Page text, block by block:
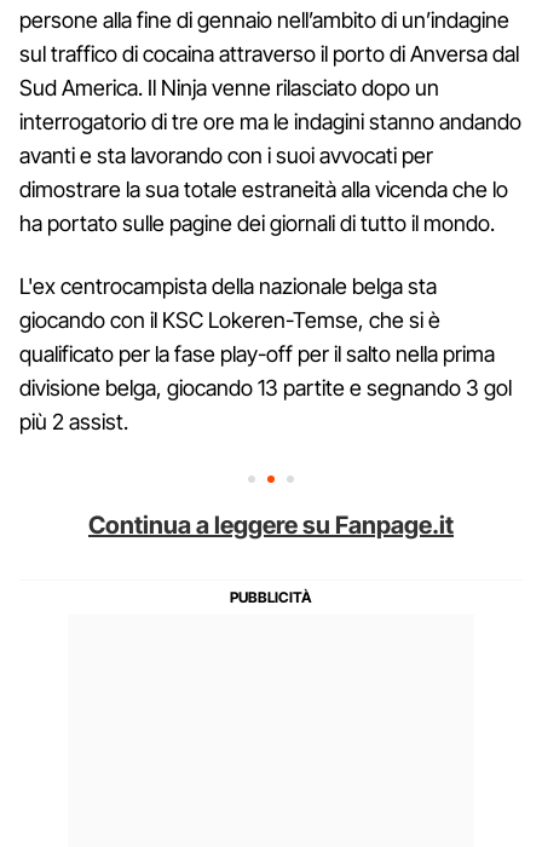
persone alla fine di gennaio nell’ambito di un’indagine
sul traffico di cocaina attraverso il porto di Anversa dal
Sud America. Il Ninja venne rilasciato dopo un
interrogatorio di tre ore ma le indagini stanno andando
avanti e sta lavorando con i suoi avvocati per
dimostrare la sua totale estraneità alla vicenda che lo
ha portato sulle pagine dei giornali di tutto il mondo.
L'ex centrocampista della nazionale belga sta
giocando con il KSC Lokeren-Temse, che si è
qualificato per la fase play-off per il salto nella prima
divisione belga, giocando 13 partite e segnando 3 gol
più 2 assist.
Continua a leggere su Fanpage.it